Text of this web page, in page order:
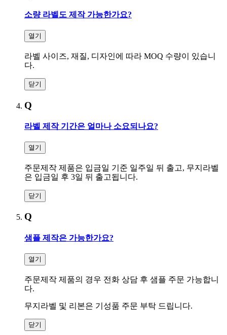
소량 라벨도 제작 가능한가요?
열기
라벨 사이즈, 재질, 디자인에 따라 MOQ 수량이 있습니
다.
닫기
Q
라벨 제작 기간은 얼마나 소요되나요?
열기
주문제작 제품은 입금일 기준 일주일 뒤 출고, 무지라벨
은 입금일 후 3일 뒤 출고됩니다.
닫기
Q
샘플 제작은 가능한가요?
열기
주문제작 제품의 경우 전화 상담 후 샘플 주문 가능합니
다.
무지라벨 및 리본은 기성품 주문 부탁 드립니다.
닫기